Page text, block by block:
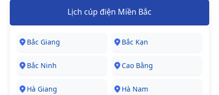
Lịch cúp điện Miền Bắc
Bắc Giang Bắc Kạn
Bắc Ninh Cao Bằng
Hà Giang Hà Nam